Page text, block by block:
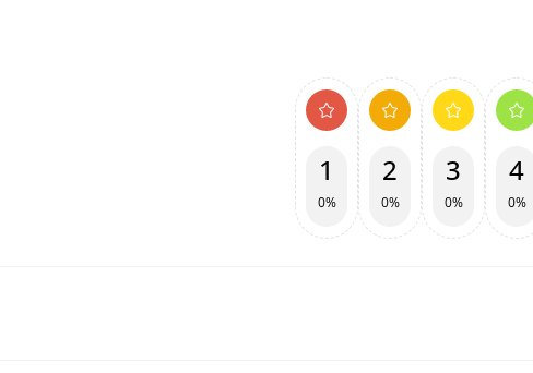
1
0%
2
0%
3
0%
4
0%